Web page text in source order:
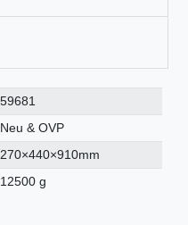
59681
Neu & OVP
270×440×910mm
12500 g